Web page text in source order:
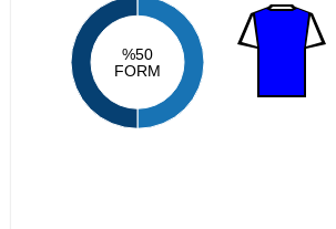
%50
FORM